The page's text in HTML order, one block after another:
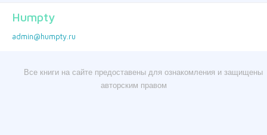
Humpty
admin@humpty.ru
Все книги на сайте предоставены для ознакомления и защищены
авторским правом